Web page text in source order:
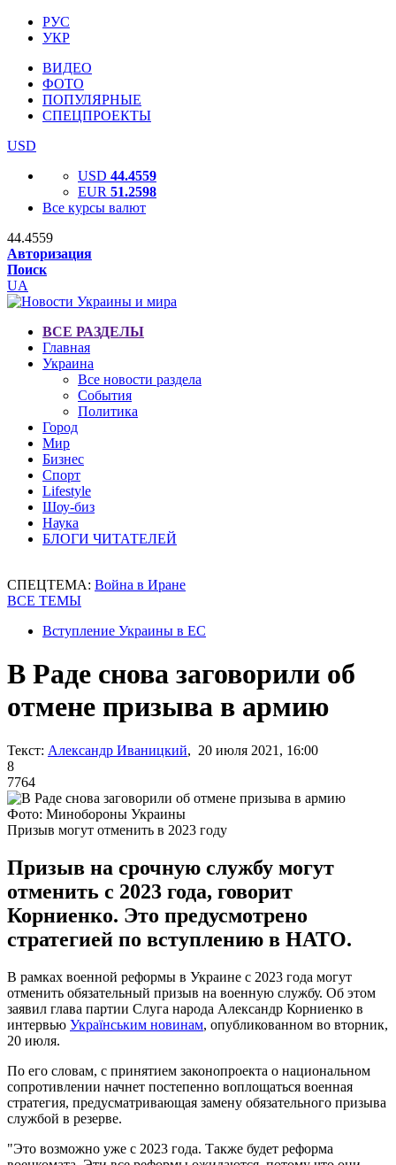
РУС
УКР
ВИДЕО
ФОТО
ПОПУЛЯРНЫЕ
СПЕЦПРОЕКТЫ
USD
USD 44.4559
EUR 51.2598
Все курсы валют
44.4559
Авторизация
Поиск
UA
ВСЕ РАЗДЕЛЫ
Главная
Украина
Все новости раздела
События
Политика
Город
Мир
Бизнес
Спорт
Lifestyle
Шоу-биз
Наука
БЛОГИ ЧИТАТЕЛЕЙ
СПЕЦТЕМА: Война в Иране
ВСЕ ТЕМЫ
Вступление Украины в ЕС
В Раде снова заговорили об
отмене призыва в армию
Текст: Александр Иваницкий, 20 июля 2021, 16:00
8
7764
Фото: Минобороны Украины
Призыв могут отменить в 2023 году
Призыв на срочную службу могут
отменить с 2023 года, говорит
Корниенко. Это предусмотрено
стратегией по вступлению в НАТО.
В рамках военной реформы в Украине с 2023 года могут
отменить обязательный призыв на военную службу. Об этом
заявил глава партии Слуга народа Александр Корниенко в
интервью Українським новинам, опубликованном во вторник,
20 июля.
По его словам, с принятием законопроекта о национальном
сопротивлении начнет постепенно воплощаться военная
стратегия, предусматривающая замену обязательного призыва
службой в резерве.
"Это возможно уже с 2023 года. Также будет реформа